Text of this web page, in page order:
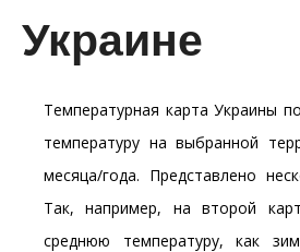
Украине
Температурная карта Украины
температуру на выбранной
месяца/года. Представлено
Так, например, на второй
среднюю температуру, как